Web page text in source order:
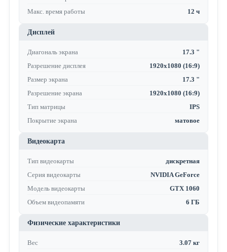
Макс. время работы
12 ч
Дисплей
Диагональ экрана
17.3 "
Разрешение дисплея
1920x1080 (16:9)
Размер экрана
17.3 "
Разрешение экрана
1920x1080 (16:9)
Тип матрицы
IPS
Покрытие экрана
матовое
Видеокарта
Тип видеокарты
дискретная
Серия видеокарты
NVIDIA GeForce
Модель видеокарты
GTX 1060
Объем видеопамяти
6 ГБ
Физические характеристики
Вес
3.07 кг